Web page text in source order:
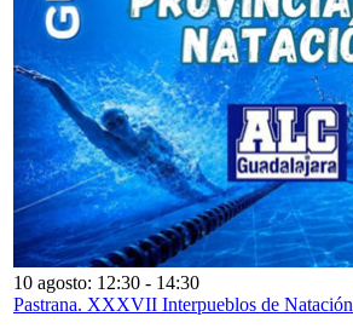
10 agosto: 12:30 - 14:30
Pastrana. XXXVII Interpueblos de Natación